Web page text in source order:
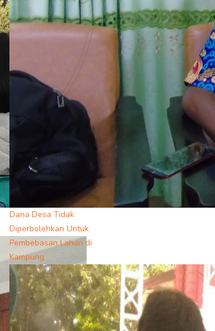
Dana Desa Tidak
Diperbolehkan Untuk
Pembebasan Lahan di
Kampung